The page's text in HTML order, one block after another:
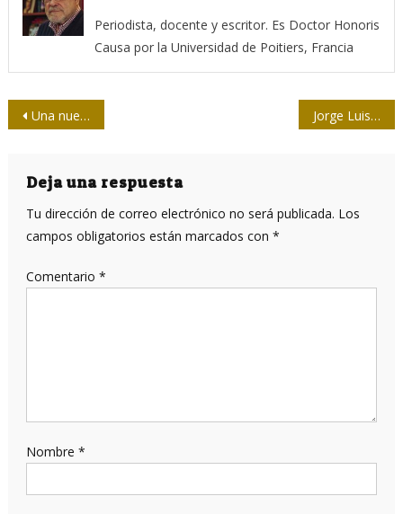
Periodista, docente y escritor. Es Doctor Honoris
Causa por la Universidad de Poitiers, Francia
Navegación
entradas
Una nueva sequía llegará a Sudamérica antes que La Niña Jorge Luis Borges, una guía en la travesía poética de Dante
Deja una respuesta
Tu dirección de correo electrónico no será publicada. Los
campos obligatorios están marcados con *
Comentario *
Nombre *